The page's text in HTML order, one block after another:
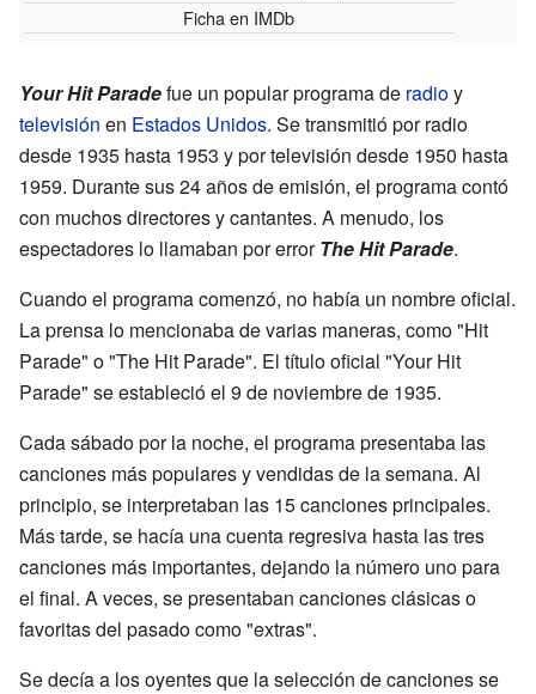
Fichaen IMDb
Your Hit Paradefue un popular programa de radioy
televisión en Estados Unidos. Se transmitió por radio
desde 1935 hasta 1953 y por televisión desde 1950 hasta
1959. Durante sus 24 años de emisión, el programa contó
con muchos directores y cantantes. A menudo, los
espectadores lo llamaban por errorThe Hit Parade.
Cuando el programa comenzó, no había un nombre oficial.
La prensa lo mencionaba de varias maneras, como "Hit
Parade" o "The Hit Parade". El título oficial "Your Hit
Parade" se estableció el 9 de noviembre de 1935.
Cada sábado por la noche, el programa presentaba las
canciones más populares y vendidas de la semana. Al
principio, se interpretaban las 15 canciones principales.
Más tarde, se hacía una cuenta regresiva hasta las tres
canciones más importantes, dejando la número uno para
el final. A veces, se presentaban canciones clásicas o
favoritas del pasado como "extras".
Se decía a los oyentes que la selección de canciones se